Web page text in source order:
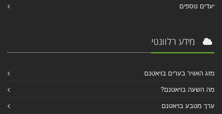
יעדים נוספים
מידע רלוונטי
מזג האוויר בערים בויאטנם
מה השעה בויאטנם?
ערך מטבע בויאטנם